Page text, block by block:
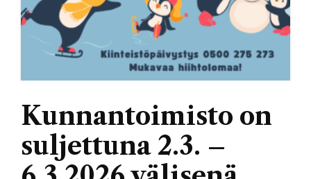
Kunnantoimisto on
suljettuna 2.3. –